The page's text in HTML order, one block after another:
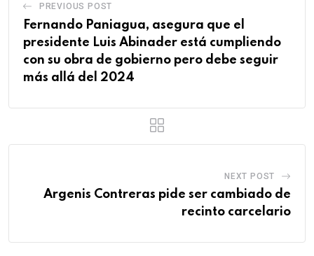
PREVIOUS POST
Fernando Paniagua, asegura que el
presidente Luis Abinader está cumpliendo
con su obra de gobierno pero debe seguir
más allá del 2024
NEXT POST
Argenis Contreras pide ser cambiado de
recinto carcelario